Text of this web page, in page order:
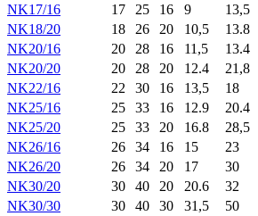
NK17/16
17 25 16 9 13,5
NK18/20
18 26 20 10,5 13.8
NK20/16
20 28 16 11,5 13.4
NK20/20
20 28 20 12.4 21,8
NK22/16
22 30 16 13,5 18
NK25/16
25 33 16 12.9 20.4
NK25/20
25 33 20 16.8 28,5
NK26/16
26 34 16 15 23
NK26/20
26 34 20 17 30
NK30/20
30 40 20 20.6 32
NK30/30
30 40 30 31,5 50